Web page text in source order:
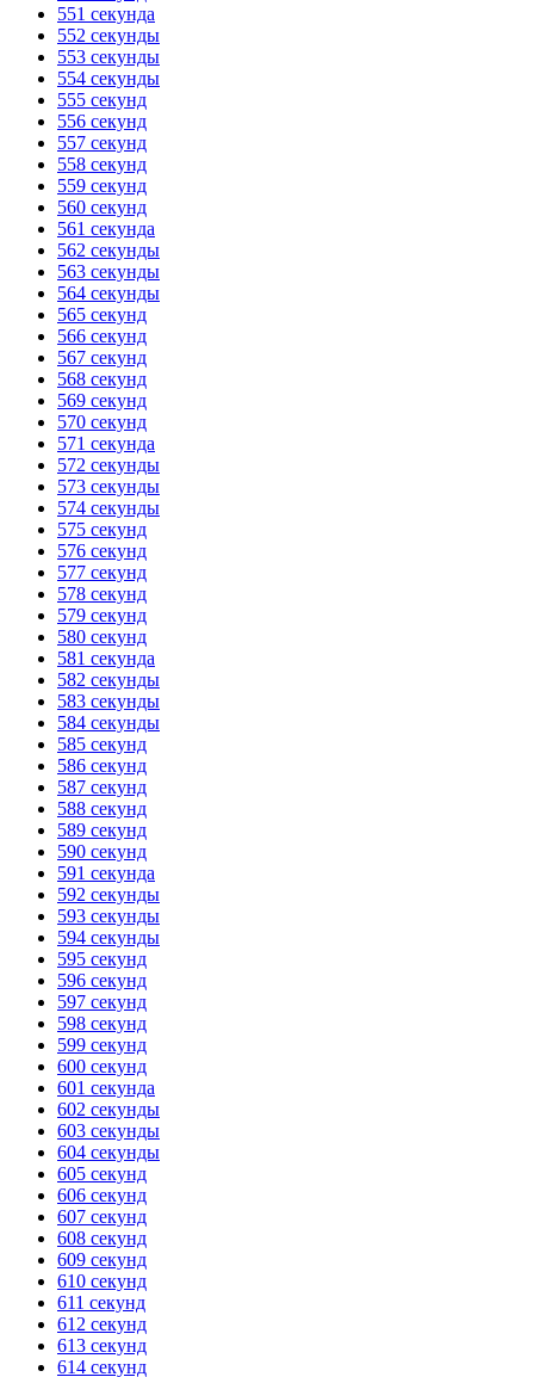
HANDY TIMERS
551 секунда
552 секунды
553 секунды
554 секунды
555 секунд
556 секунд
557 секунд
558 секунд
559 секунд
560 секунд
561 секунда
562 секунды
563 секунды
564 секунды
565 секунд
566 секунд
567 секунд
568 секунд
569 секунд
570 секунд
571 секунда
572 секунды
573 секунды
574 секунды
575 секунд
576 секунд
577 секунд
578 секунд
579 секунд
580 секунд
581 секунда
582 секунды
583 секунды
584 секунды
585 секунд
586 секунд
587 секунд
588 секунд
589 секунд
590 секунд
591 секунда
592 секунды
593 секунды
594 секунды
595 секунд
596 секунд
597 секунд
598 секунд
599 секунд
600 секунд
601 секунда
602 секунды
603 секунды
604 секунды
605 секунд
606 секунд
607 секунд
608 секунд
609 секунд
610 секунд
611 секунд
612 секунд
613 секунд
614 секунд